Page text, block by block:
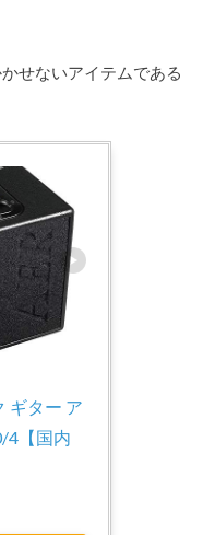
せないアイテムである
ギター ア
4【国内